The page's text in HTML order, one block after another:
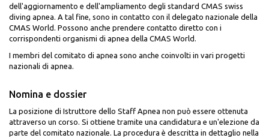
dell'aggiornamento e dell'ampliamento degli standard CMAS swiss
diving apnea. A tal fine, sono in contatto con il delegato nazionale della
CMAS World. Possono anche prendere contatto diretto con i
corrispondenti organismi di apnea della CMAS World.
I membri del comitato di apnea sono anche coinvolti in vari progetti
nazionali di apnea.
Nomina e dossier
La posizione di Istruttore dello Staff Apnea non può essere ottenuta
attraverso un corso. Si ottiene tramite una candidatura e un'elezione da
parte del comitato nazionale. La procedura è descritta in dettaglio nella